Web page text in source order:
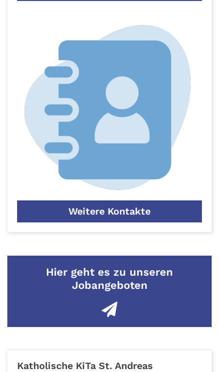
Weitere Kontakte
Hier geht es zu unseren
Jobangeboten
Katholische KiTa St. Andreas